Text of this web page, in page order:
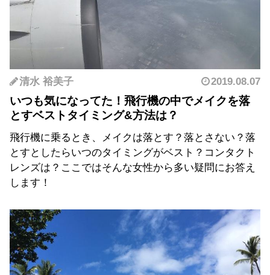
清水 裕美子 2019.08.07
いつも気になってた！飛行機の中でメイクを落
とすベストタイミング&方法は？
飛行機に乗るとき、メイクは落とす？落とさない？落
とすとしたらいつのタイミングがベスト？コンタクト
レンズは？ここではそんな女性から多い疑問にお答え
します！